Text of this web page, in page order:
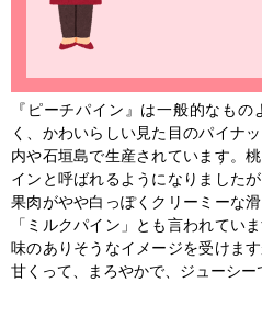
『ピーチパイン』は一般的なも
く、かわいらしい見た目のパイナ
内や石垣島で生産されています。
インと呼ばれるようになりました
果肉がやや白っぽくクリーミーな
「ミルクパイン」とも言われてい
味のありそうなイメージを受けま
甘くって、まろやかで、ジューシー